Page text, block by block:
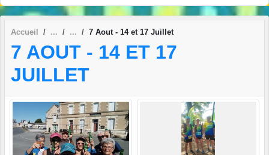
Accueil 7 Aout - 14 et 17 Juillet
7 AOUT - 14 ET 17
JUILLET